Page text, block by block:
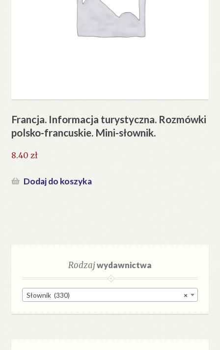
Francja. Informacja turystyczna. Rozmówki
polsko-francuskie. Mini-słownik.
8.40 zł
Dodaj do koszyka
Rodzajwydawnictwa
×
Słownik (330)